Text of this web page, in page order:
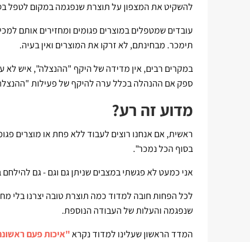
להשקיט את המצפון על תוצרת שנפגמה במקום לטפל
עובדים שמטפלים במוצרים פגומים ומחזירים אותם
תימכר. מבחינתם, לא זרקו את המוצרים ואין בעיה.
במקרים רבים, אין מדידה של היקף "ההנצלה", איש
ספק אם ההנהלה בכלל ערה להיקף של פעילות
מדוע זה רע?
ראשית, אם אנחנו רוצים לעבוד ללא פחת או מוצרים
בסוף הכל נמכר".
אני כמעט לא פגשתי במצבים שניתן גם וגם - גם
לכל הפחות חובה למדוד כמה תוצרת טובה יצרנו בלי
שנפגמה והעלות של העבודה הנוספת.
המדד הראשון שעלינו למדוד נקרא"איכות פעם